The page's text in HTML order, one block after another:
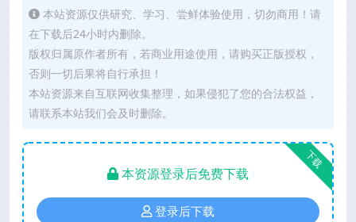
本站资源仅供研究、学习、尝鲜体验使用，切勿商用！请
在下载后24小时内删除。
版权归属原作者所有，若商业用途使用，请购买正版授权，
否则一切后果将自行承担！
本站资源来自互联网收集整理，如果侵犯了您的合法权益，
请联系本站我们会及时删除。
下载
本资源登录后免费下载
登录后下载